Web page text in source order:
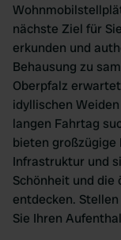
nächste Ziel für
erkunden und
Behausung zu
Oberpfalz
idyllischen
langen Fahrtag
bieten großzügige
Infrastruktur und
Schönheit und die
entdecken.
Sie Ihren